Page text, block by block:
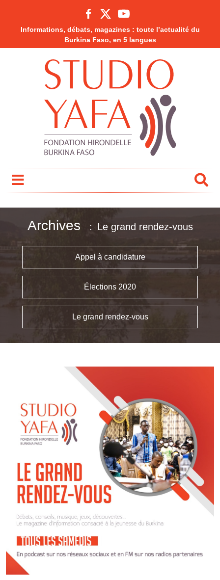
Informations, débats, magazines : toute l’actualité du
Burkina Faso, en 5 langues
Archives Le grand rendez-vous
Appel à candidature
Élections 2020
Le grand rendez-vous